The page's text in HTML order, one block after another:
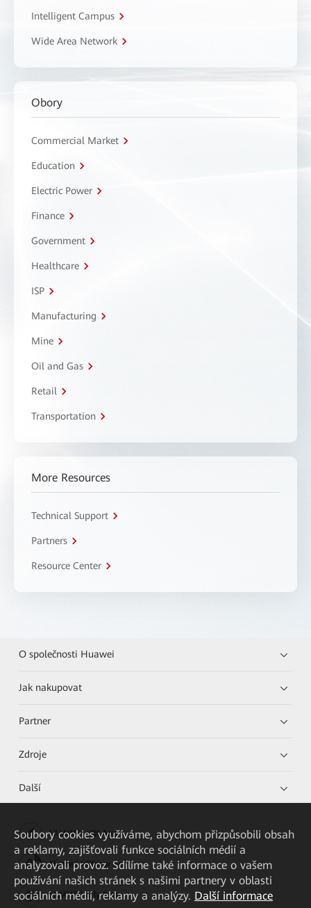
Intelligent Campus
Wide Area Network
Obory
Commercial Market
Education
Electric Power
Finance
Government
Healthcare
ISP
Manufacturing
Mine
Oil and Gas
Retail
Transportation
More Resources
Technical Support
Partners
Resource Center
O společnosti Huawei
Jak nakupovat
Partner
Zdroje
Další
HUAWEI eKit App
Huawei HiKnow App
HUAWEI eFly App
Soubory cookies využíváme, abychom přizpůsobili obsah
a reklamy, zajišťovali funkce sociálních médií a
analyzovali provoz. Sdílíme také informace o vašem
používání našich stránek s našimi partnery v oblasti
sociálních médií, reklamy a analýzy. Další informace